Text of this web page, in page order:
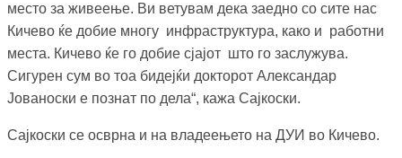
место за живеење. Ви ветувам дека заедно со сите нас
Кичево ќе добие многу инфраструктура, како и работни
места. Кичево ќе го добие сјајот што го заслужува.
Сигурен сум во тоа бидејќи докторот Александар
Јованоски е познат по дела“, кажа Сајкоски.
Сајкоски се осврна и на владеењето на ДУИ во Кичево.